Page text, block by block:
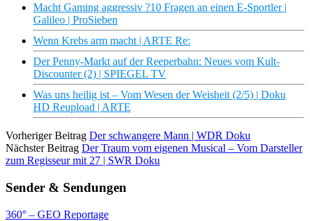
Macht Gaming aggressiv ?10 Fragen an einen E-Sportler |
Galileo | ProSieben
Wenn Krebs arm macht | ARTE Re:
Der Penny-Markt auf der Reeperbahn: Neues vom Kult-
Discounter (2) | SPIEGEL TV
Was uns heilig ist – Vom Wesen der Weisheit (2/5) | Doku
HD Reupload | ARTE
Vorheriger Beitrag Der schwangere Mann | WDR Doku
Nächster Beitrag Der Traum vom eigenen Musical – Vom Darsteller
zum Regisseur mit 27 | SWR Doku
Sender & Sendungen
360° – GEO Reportage